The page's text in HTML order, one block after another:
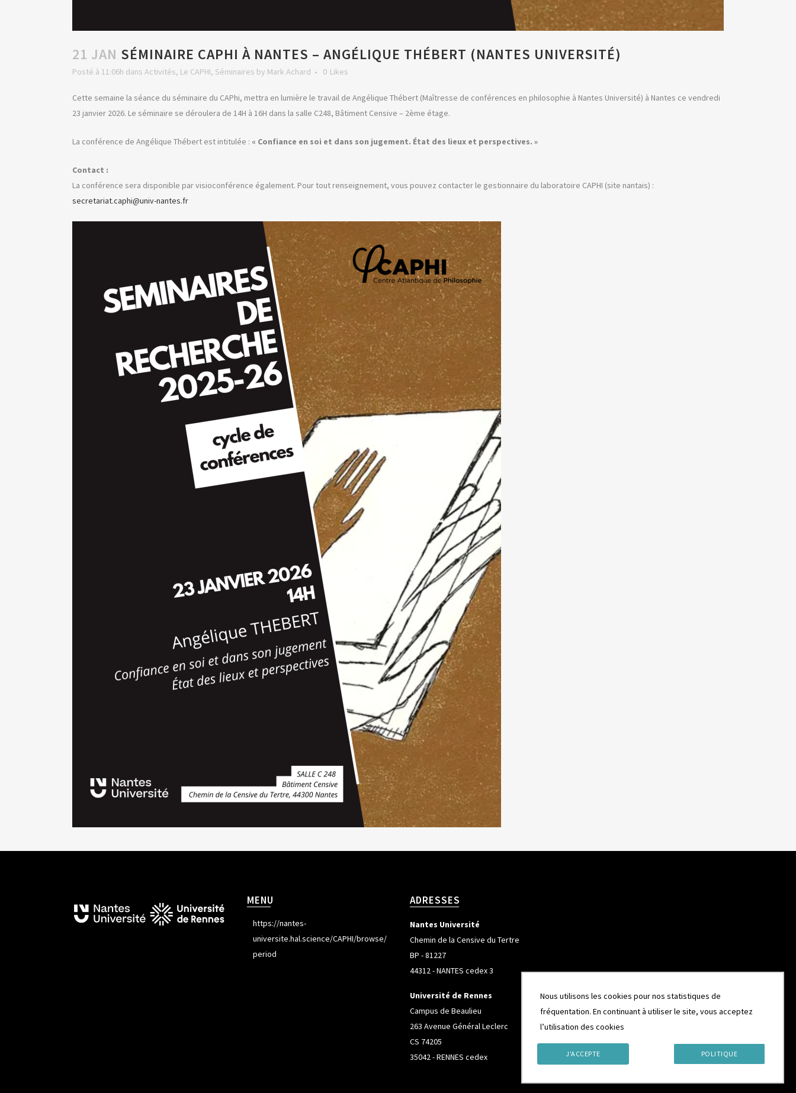
21 JAN SÉMINAIRE CAPHI À NANTES – ANGÉLIQUE THÉBERT (NANTES UNIVERSITÉ)
Posté à 11:06h dans Activités, Le CAPHI, Séminaires by Mark Achard 0 Likes
Cette semaine la séance du séminaire du CAPhi, mettra en lumière le travail de Angélique Thébert (Maîtresse de conférences en philosophie à Nantes Université) à Nantes ce vendredi
23 janvier 2026. Le séminaire se déroulera de 14H à 16H dans la salle C248, Bâtiment Censive – 2ème étage.
La conférence de Angélique Thébert est intitulée : « Confiance en soi et dans son jugement. État des lieux et perspectives. »
Contact :
La conférence sera disponible par visioconférence également. Pour tout renseignement, vous pouvez contacter le gestionnaire du laboratoire CAPHI (site nantais) :
secretariat.caphi@univ-nantes.fr
MENU
https://nantes-
universite.hal.science/CAPHI/browse/
period
ADRESSES
Nantes Université
Chemin de la Censive du Tertre
BP - 81227
44312 - NANTES cedex 3
Université de Rennes
Campus de Beaulieu
263 Avenue Général Leclerc
CS 74205
35042 - RENNES cedex
Nous utilisons les cookies pour nos statistiques de
fréquentation. En continuant à utiliser le site, vous acceptez
l’utilisation des cookies
J'ACCEPTE POLITIQUE